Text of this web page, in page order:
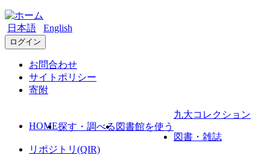
日本語 English
ログイン
お問合わせ
サイトポリシー
寄附
HOME探す・調べる 図書館を使う
九大コレクション
図書・雑誌
リポジトリ(QIR)